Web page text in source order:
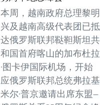
本周，越南政府总理黎明
兴及越南高级代表团已抵
达俄罗斯联邦鞑靼斯坦共
和国首府喀山的加布杜拉
·图卡伊国际机场，开始
应俄罗斯联邦总统弗拉基
米尔·普京邀请出席东盟—